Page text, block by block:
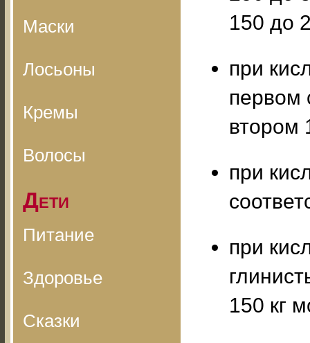
Маски
Лосьоны
Кремы
Волосы
Дети
Питание
Здоровье
Сказки
150 до
при
первом
втором
при
при
150 кг